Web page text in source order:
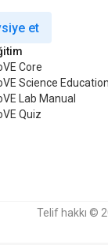
et
Core
Science
Lab Manual
Quiz
Telif hakkı ©